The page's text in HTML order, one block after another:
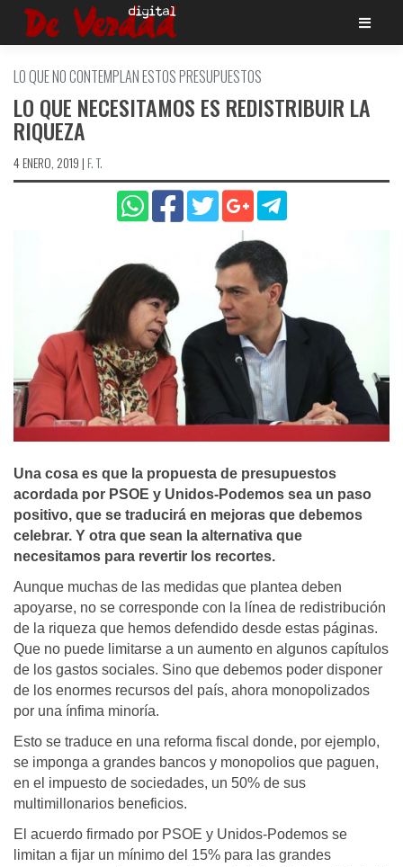
Saltar
LO QUE NO CONTEMPLAN ESTOS PRESUPUESTOS
LO QUE NECESITAMOS ES REDISTRIBUIR LA
RIQUEZA
4 ENERO, 2019 | F. T.
Una cosa es que la propuesta de presupuestos
acordada por PSOE y Unidos-Podemos sea un paso
positivo, que se traducirá en mejoras que debemos
celebrar. Y otra que sean la alternativa que
necesitamos para revertir los recortes.
Aunque muchas de las medidas que plantea deben
apoyarse, no se corresponde con la línea de redistribución
de la riqueza que hemos defendido desde estas páginas.
Que no puede limitarse a un aumento en algunos capítulos
de los gastos sociales. Sino que debemos poder disponer
de los enormes recursos del país, ahora monopolizados
por una ínfima minoría.
Esto se traduce en una reforma fiscal donde, por ejemplo,
se imponga a grandes bancos y monopolios que paguen,
en el impuesto de sociedades, un 50% de sus
multimillonarios beneficios.
El acuerdo firmado por PSOE y Unidos-Podemos se
limitan a fijar un mínimo del 15% para las grandes